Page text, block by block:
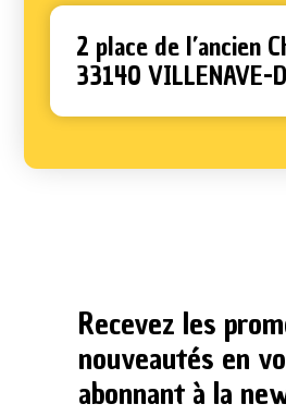
2 place de l’ancien
33140 VILLENAVE-
Recevez les
nouveautés en
abonnant à la